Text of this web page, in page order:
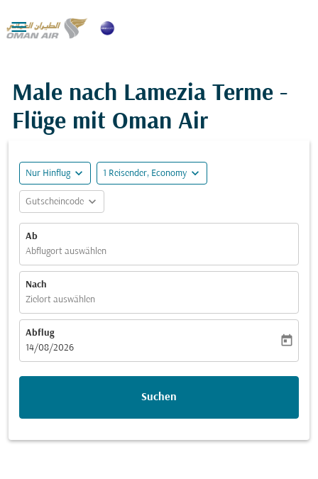

Male nach Lamezia Terme -
Flüge mit Oman Air
Nur Hinflug expand_more 1 Reisender, Economy expand_more
Gutscheincode expand_more
Ab
Abflugort auswählen
Nach
Zielort auswählen
Abflug
fc-booking-departure-date-aria-label
14/08/2026
today
Suchen